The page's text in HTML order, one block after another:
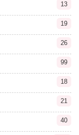
13
19
26
99
18
21
40